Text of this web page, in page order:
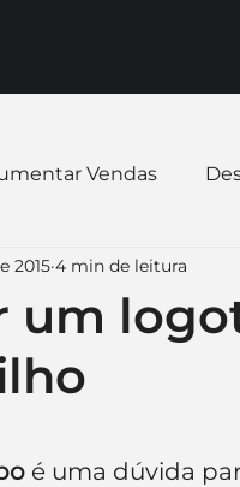
Vendas
Expandir
para Empresa
Papelaria
um
2015 4 min de leitura
é uma dúvida